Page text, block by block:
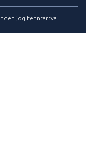
jog fenntartva.